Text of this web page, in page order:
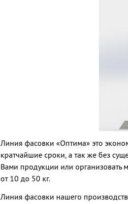
Линия фасовки «Оптима» это
кратчайшие сроки, а так же без
Вами продукции или
от 10 до 50 кг.
Линия фасовки нашего